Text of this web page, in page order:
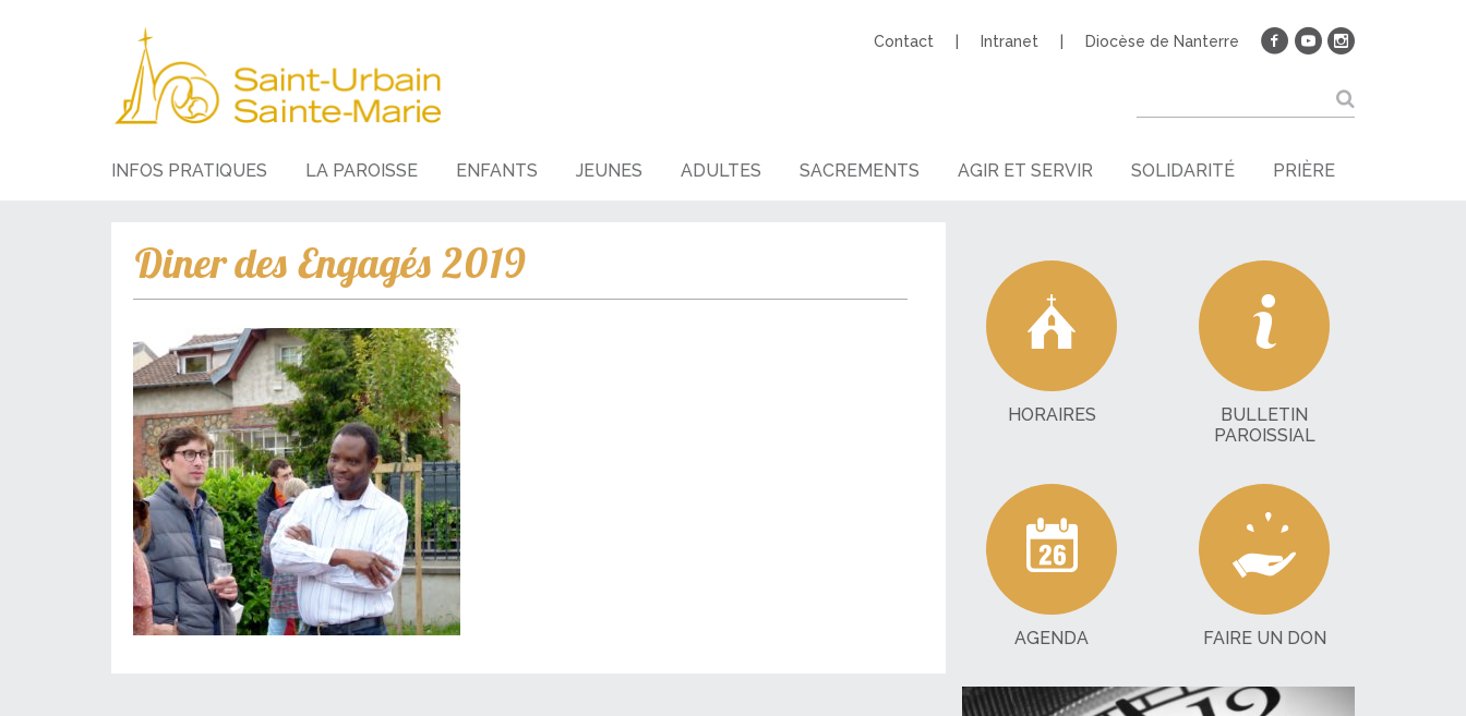
Contact Intranet Diocèse de Nanterre
INFOS PRATIQUES LA PAROISSE ENFANTS JEUNES ADULTES SACREMENTS AGIR ET SERVIR SOLIDARITÉ PRIÈRE
Diner des Engagés 2019
HORAIRES
BULLETIN
PAROISSIAL
AGENDA FAIRE UN DON